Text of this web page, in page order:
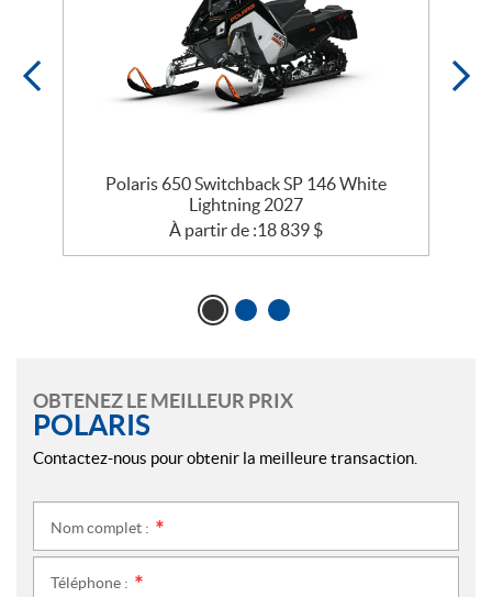
Polaris 650 Switchback SP 146 White
Lightning 2027
À partir de :18 839 $
OBTENEZ LE MEILLEUR PRIX
POLARIS
Contactez-nous pour obtenir la meilleure transaction.
Nom complet :
Téléphone :